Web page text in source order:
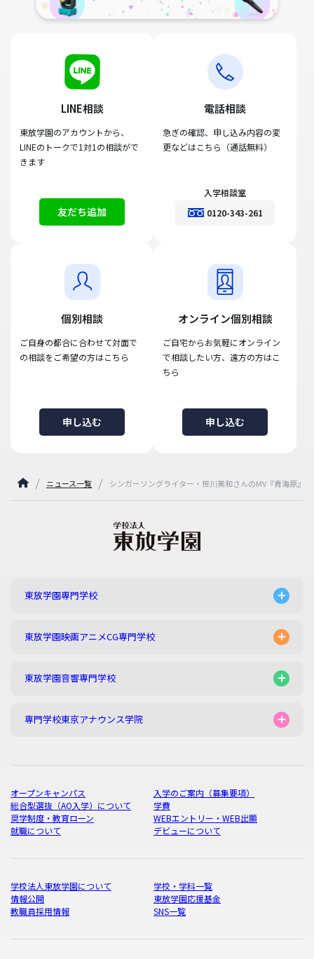
LINE相談
東放学園のアカウントから、
LINEのトークで1対1の相談がで
きます
友だち追加
電話相談
急ぎの確認、申し込み内容の変
更などはこちら（通話無料）
入学相談室
0120-343-261
個別相談
ご自身の都合に合わせて対面で
の相談をご希望の方はこちら
申し込む
オンライン個別相談
ご自宅からお気軽にオンライン
で相談したい方、遠方の方はこ
ちら
申し込む
ニュース一覧 シンガーソングライター・笹川美和さんのMV『青海原』
東放学園専門学校
東放学園映画アニメCG専門学校
東放学園音響専門学校
専門学校東京アナウンス学院
オープンキャンパス
入学のご案内（募集要項）
総合型選抜（AO入学）について
学費
奨学制度・教育ローン
WEBエントリー・WEB出願
就職について
デビューについて
学校法人東放学園について
学校・学科一覧
情報公開
東放学園応援基金
教職員採用情報
SNS一覧